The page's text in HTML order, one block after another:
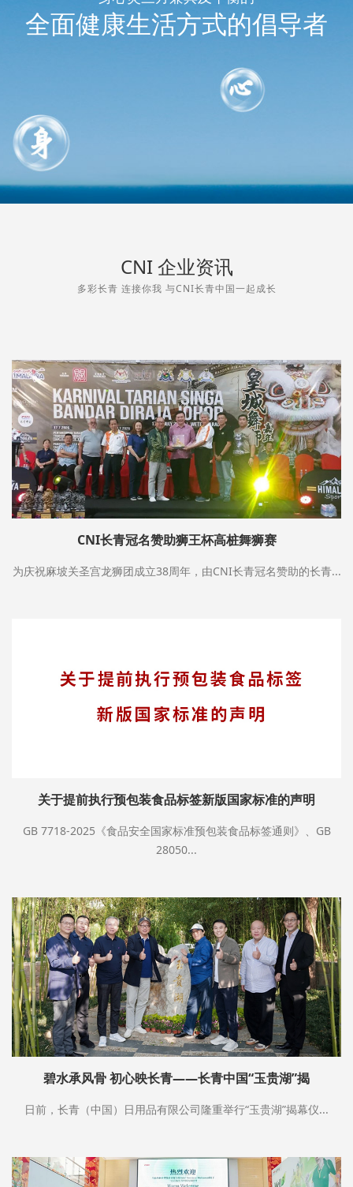
全面健康生活方式的倡导者
CNI 企业资讯
多彩长青 连接你我 与CNI长青中国一起成长
CNI长青冠名赞助狮王杯高桩舞狮赛
为庆祝麻坡关圣宫龙狮团成立38周年，由CNI长青冠名赞助的长青...
关于提前执行预包装食品标签新版国家标准的声明
GB 7718-2025《食品安全国家标准预包装食品标签通则》、GB
28050...
碧水承风骨 初心映长青——长青中国“玉贵湖”揭
日前，长青（中国）日用品有限公司隆重举行“玉贵湖”揭幕仪...